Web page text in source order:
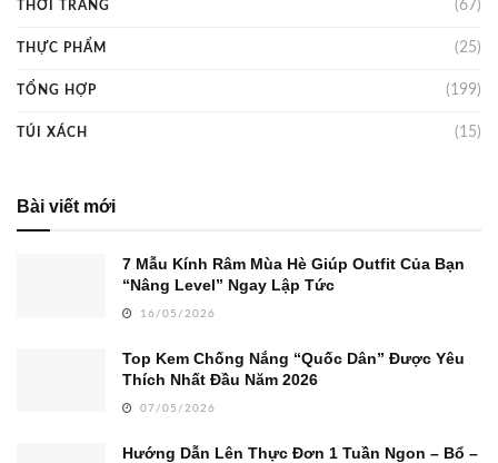
THỜI TRANG (67)
THỰC PHẨM (25)
TỔNG HỢP (199)
TÚI XÁCH (15)
Bài viết mới
7 Mẫu Kính Râm Mùa Hè Giúp Outfit Của Bạn
“Nâng Level” Ngay Lập Tức
16/05/2026
Top Kem Chống Nắng “Quốc Dân” Được Yêu
Thích Nhất Đầu Năm 2026
07/05/2026
Hướng Dẫn Lên Thực Đơn 1 Tuần Ngon – Bổ –